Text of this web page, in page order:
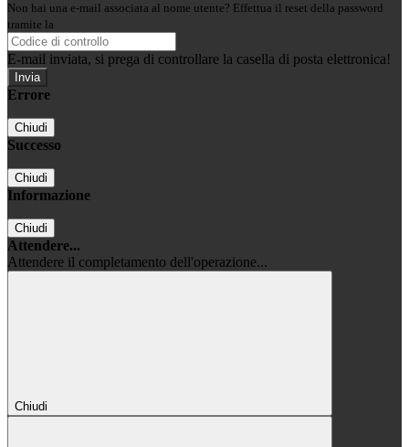
Non hai una e-mail associata al nome utente? Effettua il reset della password
tramite la
E-mail inviata, si prega di controllare la casella di posta elettronica!
Errore
Chiudi
Successo
Chiudi
Informazione
Chiudi
Attendere...
Attendere il completamento dell'operazione...
Chiudi